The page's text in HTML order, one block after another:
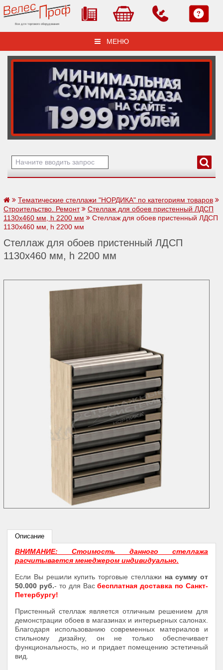
Все для торгового оборудования
МЕНЮ
Тематические стеллажи "НОРДИКА" по категориям товаров
Строительство. Ремонт
Стеллаж для обоев пристенный ЛДСП
1130х460 мм, h 2200 мм
Стеллаж для обоев пристенный ЛДСП
1130х460 мм, h 2200 мм
Стеллаж для обоев пристенный ЛДСП
1130х460 мм, h 2200 мм
Описание
ВНИМАНИЕ: Стоимость данного стеллажа
расчитывается менеджером индивидуально.
Если Вы решили купить торговые стеллажи на сумму от
50.000 руб.- то для Васбесплатная доставка по Санкт-
Петербургу!
Пристенный стеллаж является отличным решением для
демонстрации обоев в магазинах и интерьерных салонах.
Благодаря использованию современных материалов и
стильному дизайну, он не только обеспечивает
функциональность, но и придает помещению эстетичный
вид.